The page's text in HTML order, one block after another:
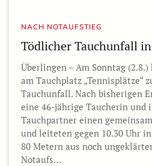
NACH NOTAUFSTIEG
Tödlicher Tauchunfall
Überlingen – Am Sonntag
am Tauchplatz „Tennisplätze“
Tauchunfall. Nach bisherigen
eine 46-jährige Taucherin und
Tauchpartner einen
und leiteten gegen 10.30 Uhr
80 Metern aus noch
Notaufs…